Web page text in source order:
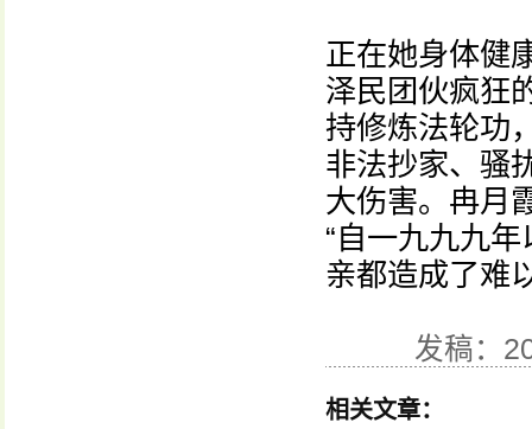
正在她身体健
泽民团伙疯狂
持修炼法轮功
非法抄家、骚
大伤害。冉月
“自一九九九
亲都造成了难
发稿：
相关文章：